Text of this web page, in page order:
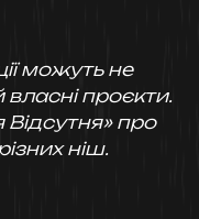
можуть не
власні проєкти.
Відсутня» про
ніш.